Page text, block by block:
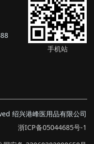
手机站
绍兴港峰医用品有限公司
浙ICP备05044685号-1